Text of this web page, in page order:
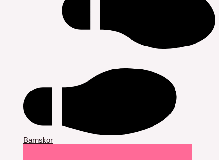
Barnskor